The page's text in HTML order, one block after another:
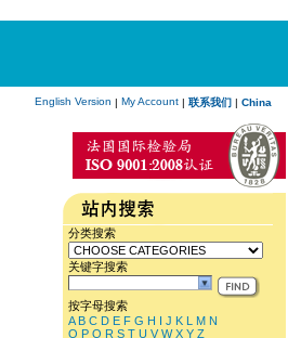
English Version | My Account | 联系我们 | China
分类搜索
关键字搜索
按字母搜索
A B C D E F G H I J K L M N
O P Q R S T U V W X Y Z